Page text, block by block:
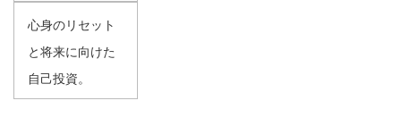
心身のリセット
と将来に向けた
自己投資。